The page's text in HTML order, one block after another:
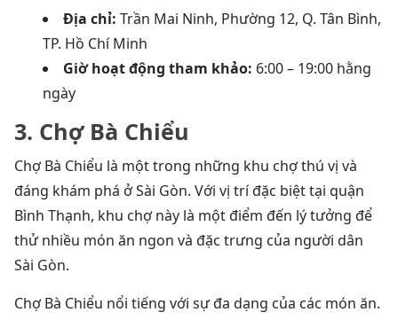
Địa chỉ: Trần Mai Ninh, Phường 12, Q. Tân Bình,
TP. Hồ Chí Minh
Giờ hoạt động tham khảo: 6:00 – 19:00 hằng
ngày
3. Chợ Bà Chiểu
Chợ Bà Chiểu là một trong những khu chợ thú vị và
đáng khám phá ở Sài Gòn. Với vị trí đặc biệt tại quận
Bình Thạnh, khu chợ này là một điểm đến lý tưởng để
thử nhiều món ăn ngon và đặc trưng của người dân
Sài Gòn.
Chợ Bà Chiểu nổi tiếng với sự đa dạng của các món ăn.